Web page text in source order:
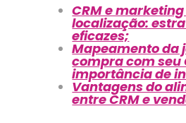
CRM e
localização:
eficazes;
Mapeamento da
compra com seu
importância de
Vantagens do
entre CRM e